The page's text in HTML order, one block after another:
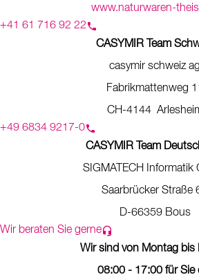
www.naturwaren-
+41 61 716 92 22
CASYMIR Team
casymir schweiz ag
Fabrikmattenweg
CH-4144
+49 6834 9217-0
CASYMIR Team
SIGMATECH Informatik
Saarbrücker Straße
D-66359 Bous
Wir beraten Sie gerne
Wir sind von Montag bis
08:00 - 17:00 für Sie